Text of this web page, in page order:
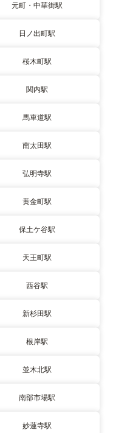
元町・中華街駅
日ノ出町駅
桜木町駅
関内駅
馬車道駅
南太田駅
弘明寺駅
黄金町駅
保土ケ谷駅
天王町駅
西谷駅
新杉田駅
根岸駅
並木北駅
南部市場駅
妙蓮寺駅